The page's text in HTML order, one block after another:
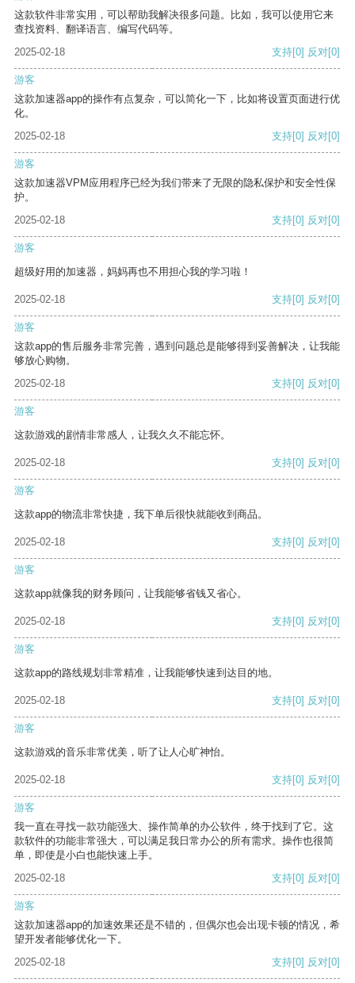
这款软件非常实用，可以帮助我解决很多问题。比如，我可以使用它来
查找资料、翻译语言、编写代码等。
2025-02-18
支持[0] 反对[0]
游客
这款加速器app的操作有点复杂，可以简化一下，比如将设置页面进行优
化。
2025-02-18
支持[0] 反对[0]
游客
这款加速器VPM应用程序已经为我们带来了无限的隐私保护和安全性保
护。
2025-02-18
支持[0] 反对[0]
游客
超级好用的加速器，妈妈再也不用担心我的学习啦！
2025-02-18 支持[0] 反对[0]
游客
这款app的售后服务非常完善，遇到问题总是能够得到妥善解决，让我能
够放心购物。
2025-02-18
支持[0] 反对[0]
游客
这款游戏的剧情非常感人，让我久久不能忘怀。
2025-02-18 支持[0] 反对[0]
游客
这款app的物流非常快捷，我下单后很快就能收到商品。
2025-02-18 支持[0] 反对[0]
游客
这款app就像我的财务顾问，让我能够省钱又省心。
2025-02-18 支持[0] 反对[0]
游客
这款app的路线规划非常精准，让我能够快速到达目的地。
2025-02-18 支持[0] 反对[0]
游客
这款游戏的音乐非常优美，听了让人心旷神怡。
2025-02-18 支持[0] 反对[0]
游客
我一直在寻找一款功能强大、操作简单的办公软件，终于找到了它。这
款软件的功能非常强大，可以满足我日常办公的所有需求。操作也很简
单，即使是小白也能快速上手。
2025-02-18
支持[0] 反对[0]
游客
这款加速器app的加速效果还是不错的，但偶尔也会出现卡顿的情况，希
望开发者能够优化一下。
2025-02-18
支持[0] 反对[0]